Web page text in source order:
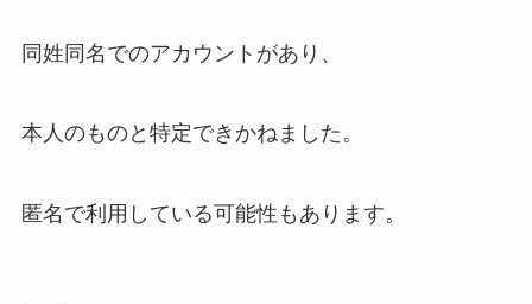
同姓同名でのアカウントがあり、
本人のものと特定できかねました。
匿名で利用している可能性もあります。